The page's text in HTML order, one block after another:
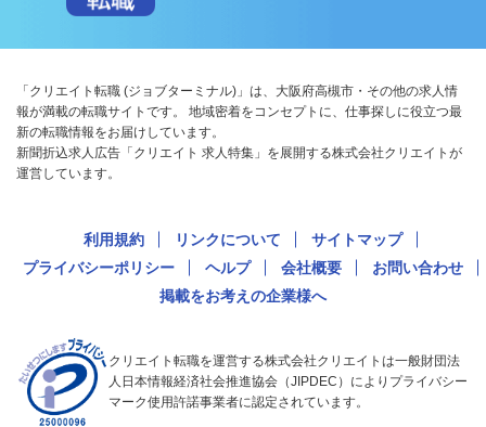
「クリエイト転職 (ジョブターミナル)」は、大阪府高槻市・その他の求人情
報が満載の転職サイトです。 地域密着をコンセプトに、仕事探しに役立つ最
新の転職情報をお届けしています。
新聞折込求人広告「クリエイト 求人特集」を展開する株式会社クリエイトが
運営しています。
利用規約 リンクについて
サイトマップ
プライバシーポリシー
ヘルプ 会社概要
お問い合わせ
掲載をお考えの企業様へ
クリエイト転職を運営する株式会社クリエイトは一般財団法
人日本情報経済社会推進協会（JIPDEC）によりプライバシー
マーク使用許諾事業者に認定されています。